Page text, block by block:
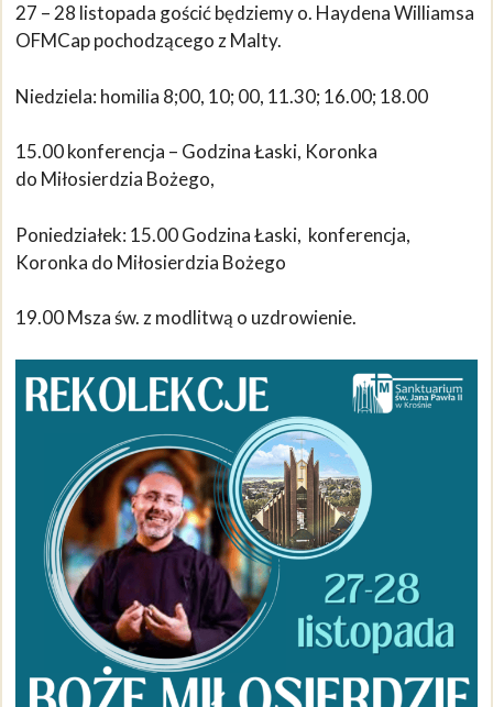
27 – 28 listopada gościć będziemy o. Haydena Williamsa
OFMCap pochodzącego z Malty.
Niedziela: homilia 8;00, 10; 00, 11.30; 16.00; 18.00
15.00 konferencja – Godzina Łaski, Koronka
do Miłosierdzia Bożego,
Poniedziałek: 15.00 Godzina Łaski, konferencja,
Koronka do Miłosierdzia Bożego
19.00 Msza św. z modlitwą o uzdrowienie.